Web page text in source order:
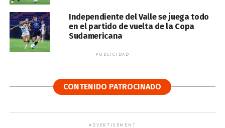
Independiente del Valle se juega todo
en el partido de vuelta de la Copa
Sudamericana
PUBLICIDAD
CONTENIDO PATROCINADO
ADVERTISEMENT